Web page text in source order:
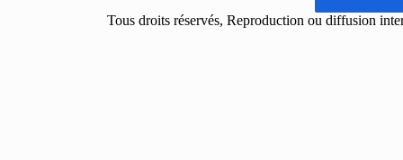
Tous droits réservés, Reproduction ou diffusion